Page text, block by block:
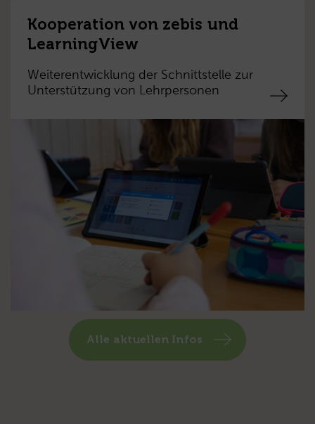
Kooperation von zebis und
LearningView
Weiterentwicklung der Schnittstelle zur
Unterstützung von Lehrpersonen
Alle aktuellen Infos